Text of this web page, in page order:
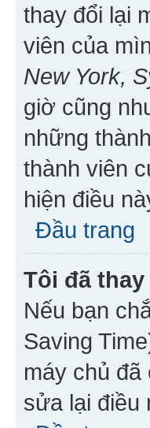
thay đổi lại
viên của
New York,
giờ cũng
những
thành viên
hiện điều
Đầu trang
Tôi đã
Nếu bạn
Saving
máy chủ
sửa lại điều